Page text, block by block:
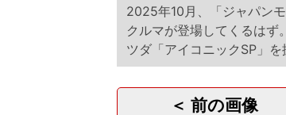
2025年10月、「ジャパン
クルマが登場してくるは
ツダ「アイコニックSP」を
＜ 前の画像